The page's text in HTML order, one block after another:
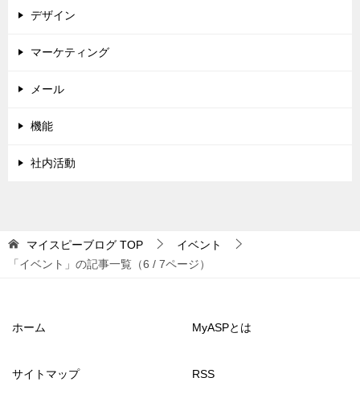
デザイン
マーケティング
メール
機能
社内活動
マイスピーブログ TOP
イベント
「イベント」の記事一覧（6 / 7ページ）
ホーム MyASPとは
サイトマップ RSS